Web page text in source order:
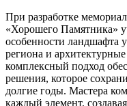
При разработке
«Хорошего Памятника»
особенности ландшафта
региона и
комплексный подход
решения, которое
долгие годы. Мастера
каждый элемент,